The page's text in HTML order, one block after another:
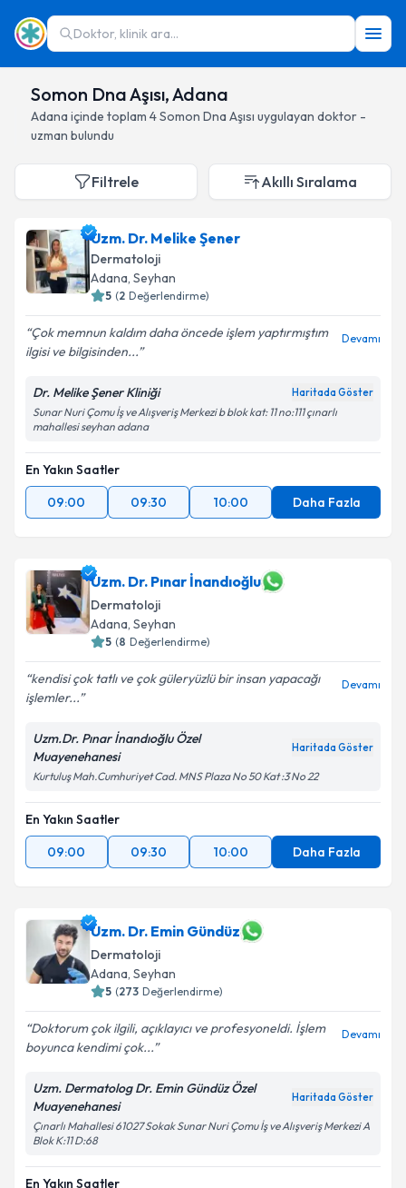
Doktor, klinik ara...
Somon Dna Aşısı, Adana
Adana içinde toplam 4Somon Dna Aşısı uygulayan doktor -
uzman bulundu
Filtrele Akıllı Sıralama
Uzm. Dr. Melike Şener
Dermatoloji
Adana, Seyhan
5 (2 Değerlendirme)
Çok memnun kaldım daha öncede işlem yaptırmıştım
ilgisi ve bilgisinden...
Devamı
Dr. Melike Şener Kliniği Haritada Göster
Sunar Nuri Çomu İş ve Alışveriş Merkezi b blok kat: 11 no:111 çınarlı
mahallesi seyhan adana
En Yakın Saatler
09:00
09:30 10:00 Daha Fazla
Uzm. Dr. Pınar İnandıoğlu
Dermatoloji
Adana, Seyhan
5 (8 Değerlendirme)
kendisi çok tatlı ve çok güleryüzlü bir insan yapacağı
işlemler...
Devamı
Uzm.Dr. Pınar İnandıoğlu Özel
Muayenehanesi
Haritada Göster
Kurtuluş Mah.Cumhuriyet Cad. MNS Plaza No 50 Kat :3 No 22
En Yakın Saatler
09:00
09:30 10:00 Daha Fazla
Uzm. Dr. Emin Gündüz
Dermatoloji
Adana, Seyhan
5 (273 Değerlendirme)
Doktorum çok ilgili, açıklayıcı ve profesyoneldi. İşlem
boyunca kendimi çok...
Devamı
Uzm. Dermatolog Dr. Emin Gündüz Özel
Muayenehanesi
Haritada Göster
Çınarlı Mahallesi 61027 Sokak Sunar Nuri Çomu İş ve Alışveriş Merkezi A
Blok K:11 D:68
En Yakın Saatler